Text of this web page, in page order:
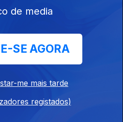
mundo
Ep. 5
Psicologia e
de media
SE AGORA
me mais tarde
registados)